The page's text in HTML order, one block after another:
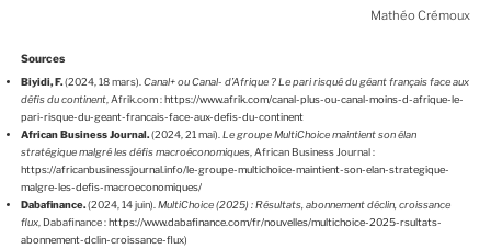
Mathéo Crémoux
Sources
Biyidi, F.(2024, 18 mars).Canal+ ou Canal- d’Afrique ? Le pari risqué du géant français face aux
défis du continent, Afrik.com :https://www.afrik.com/canal-plus-ou-canal-moins-d-afrique-le-
pari-risque-du-geant-francais-face-aux-defis-du-continent
African Business Journal.(2024, 21 mai).Le groupe MultiChoice maintient son élan
stratégique malgré les défis macroéconomiques, African Business Journal :
https://africanbusinessjournal.info/le-groupe-multichoice-maintient-son-elan-strategique-
malgre-les-defis-macroeconomiques/
Dabafinance.(2024, 14 juin).MultiChoice (2025) : Résultats, abonnement déclin, croissance
flux, Dabafinance :https://www.dabafinance.com/fr/nouvelles/multichoice-2025-rsultats-
abonnement-dclin-croissance-flux)